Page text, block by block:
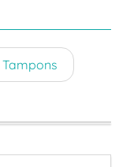
Tampons